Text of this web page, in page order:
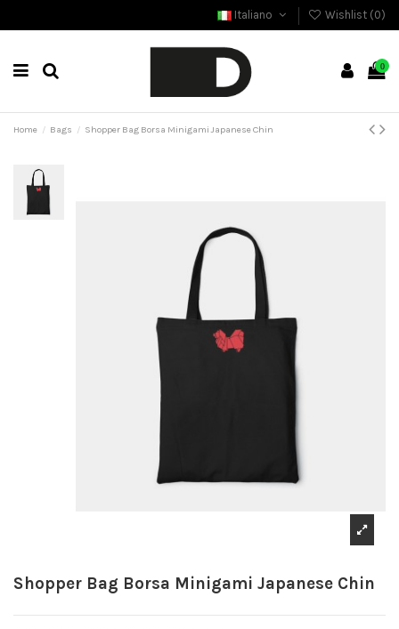
Italiano Wishlist (0)
0
Home Bags Shopper Bag Borsa Minigami Japanese Chin
Shopper Bag Borsa Minigami Japanese Chin